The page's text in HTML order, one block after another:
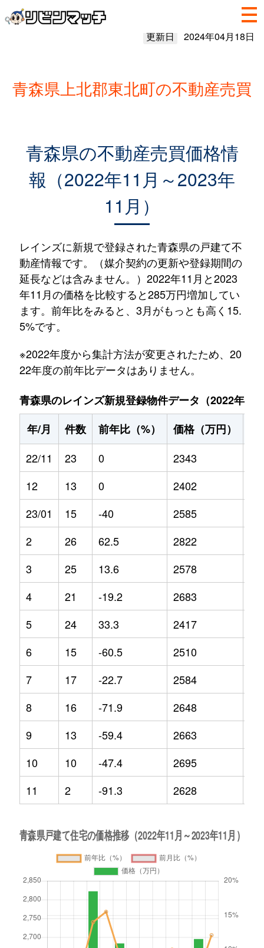
更新日 2024年04月18日
青森県上北郡東北町の不動産売買
青森県の不動産売買価格情
報（2022年11月～2023年
11月）
レインズに新規で登録された青森県の戸建て不
動産情報です。（媒介契約の更新や登録期間の
延長などは含みません。）2022年11月と2023
年11月の価格を比較すると285万円増加してい
ます。前年比をみると、3月がもっとも高く15.
5%です。
※2022年度から集計方法が変更されたため、20
22年度の前年比データはありません。
青森県のレインズ新規登録物件データ（2022年11
年/月
件数 前年比（%） 価格（万円）
22/11
23 0 2343
12
13 0 2402
23/01
15 -40 2585
2
26 62.5 2822
3
25 13.6 2578
4
21 -19.2 2683
5
24 33.3 2417
6
15 -60.5 2510
7
17 -22.7 2584
8
16 -71.9 2648
9
13 -59.4 2663
10
10 -47.4 2695
11
2 -91.3 2628